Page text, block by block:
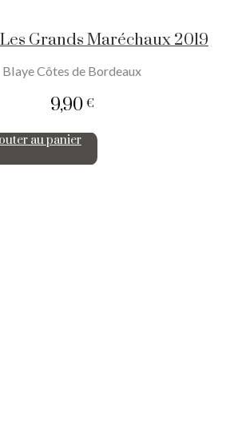
Grands Maréchaux 2019
Blaye Côtes de Bordeaux
9,90€
au panier